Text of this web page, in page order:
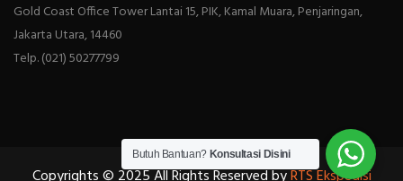
Gold Coast Office Tower Lantai 15, PIK, Kamal Muara, Penjaringan,
Jakarta Utara, 14460
Telp. (021) 50277799
Butuh Bantuan? Konsultasi Disini